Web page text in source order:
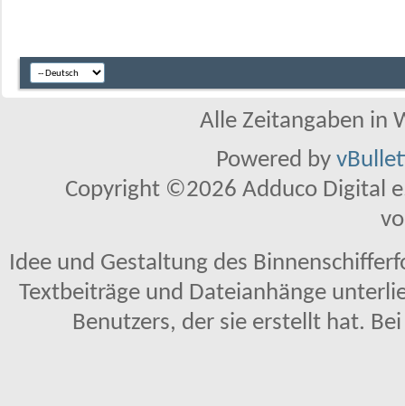
Alle Zeitangaben in
Powered by
Copyright ©2026 Adduco Digital
Idee und Gestaltung des
Textbeiträge und Dateianhänge
Benutzers, der sie erstellt hat.